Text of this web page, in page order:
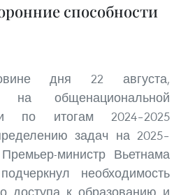
способности
дня 22 августа,
на общенациональной
по итогам 2024–2025
задач на 2025–
министр Вьетнама
необходимость